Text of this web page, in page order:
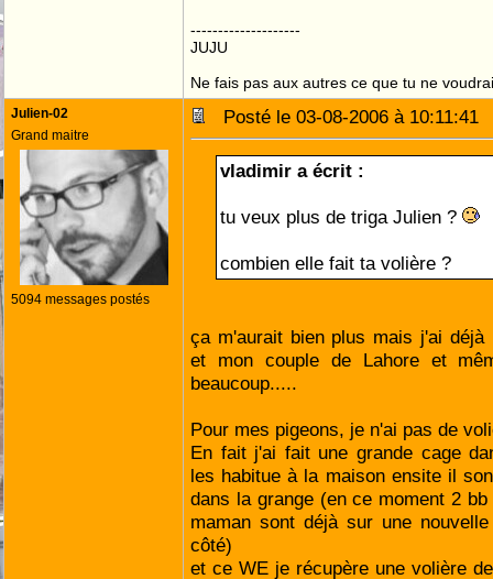
--------------------
JUJU
Ne fais pas aux autres ce que tu ne
Julien-02
Grand maitre
5094 messages postés
Posté le 03-08-2006 à
vladimir a écrit :
tu veux plus de triga Julien ?
combien elle fait ta volière ?
ça m'aurait bien plus mais j'ai déjà
et mon couple de Lahore et
beaucoup.....
Pour mes pigeons, je n'ai pas de
En fait j'ai fait une grande cage
les habitue à la maison ensite il
dans la grange (en ce moment 2
maman sont déjà sur une
côté)
et ce WE je récupère une volière